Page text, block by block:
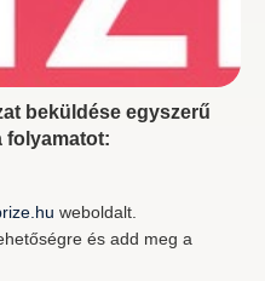
beküldése egyszerű
folyamatot:
weboldalt.
és add meg a